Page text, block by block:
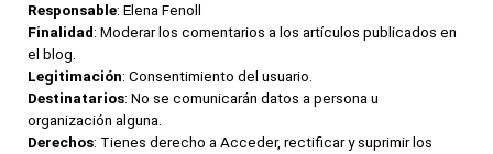
Responsable: Elena Fenoll
Finalidad: Moderar los comentarios a los artículos publicados en
el blog.
Legitimación: Consentimiento del usuario.
Destinatarios: No se comunicarán datos a persona u
organización alguna.
Derechos: Tienes derecho a Acceder, rectificar y suprimir los